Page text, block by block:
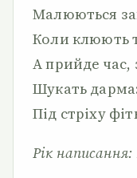
Малюються
Коли клюють
А прийде
Шукать
Під стріху
Рік написання: